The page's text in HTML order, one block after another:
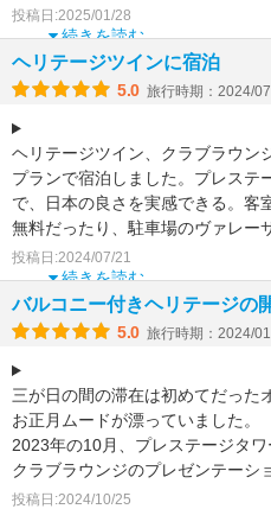
を頼みましたが
続きを読む
投稿日:2025/01/28
ヘリテージツインに宿泊
5.0 旅行時期：2024/07
ヘリテージツイン、クラブラウン
プランで宿泊しました。プレステ
で、日本の良さを実感できる。客
無料だったり、駐車場のヴァレー
ったりと快適に過
続きを読む
投稿日:2024/07/21
バルコニー付きヘリテージの
5.0 旅行時期：2024/01
三が日の間の滞在は初めてだった
お正月ムードが漂っていました。
2023年の10月、プレステージタ
クラブラウンジのプレゼンテーシ
ので、次回はしばらく間
投稿日:2024/10/25